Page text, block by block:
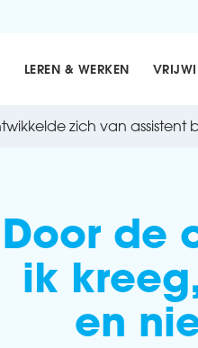
LEREN & WERKEN
zich van
Door de
ik
en